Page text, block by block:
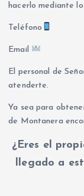
hacerlo mediante
Teléfono
Email
El personal de
atenderte.
Ya sea para
de Montanera
¿Eres el
llegado a